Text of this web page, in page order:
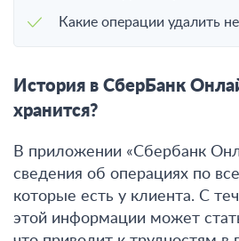
Какие операции удалить
История в СберБанк
хранится?
В приложении «Сбербанк
сведения об операциях по
которые есть у клиента. С
этой информации может